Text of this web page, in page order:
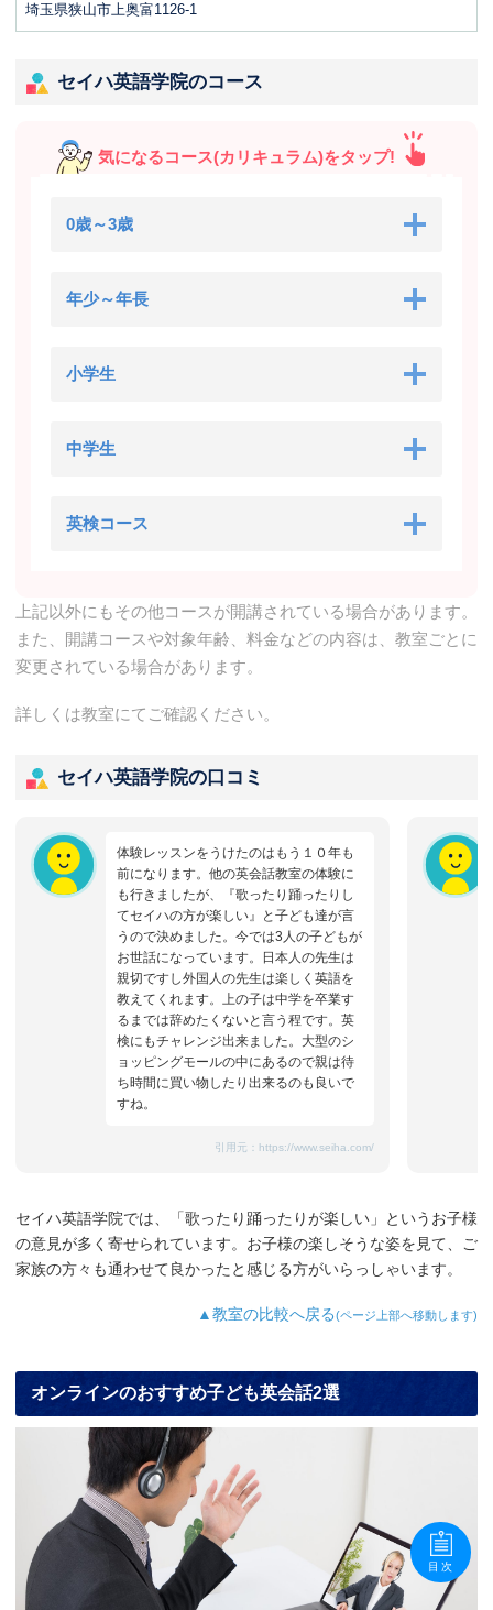
埼玉県狭山市上奥富1126-1
セイハ英語学院のコース
気になるコース(カリキュラム)をタップ!
0歳～3歳
年少～年長
小学生
中学生
英検コース
上記以外にもその他コースが開講されている場合があります。
また、開講コースや対象年齢、料金などの内容は、教室ごとに
変更されている場合があります。
詳しくは教室にてご確認ください。
セイハ英語学院の口コミ
体験レッスンをうけたのはもう１０年も
前になります。他の英会話教室の体験に
も行きましたが、『歌ったり踊ったりし
てセイハの方が楽しい』と子ども達が言
うので決めました。今では3人の子どもが
お世話になっています。日本人の先生は
親切ですし外国人の先生は楽しく英語を
教えてくれます。上の子は中学を卒業す
るまでは辞めたくないと言う程です。英
検にもチャレンジ出来ました。大型のシ
ョッピングモールの中にあるので親は待
ち時間に買い物したり出来るのも良いで
すね。
引用元： https://www.seiha.com/
セイハ英語学院では、「歌ったり踊ったりが楽しい」というお子様
の意見が多く寄せられています。お子様の楽しそうな姿を見て、ご
家族の方々も通わせて良かったと感じる方がいらっしゃいます。
▲教室の比較へ戻る(ページ上部へ移動します)
オンラインのおすすめ子ども英会話2選
目次